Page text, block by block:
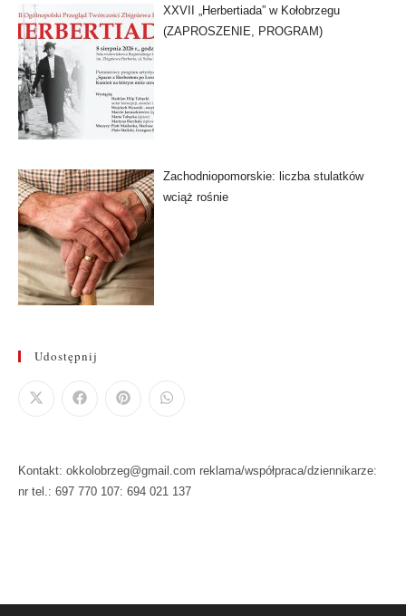
XXVII „Herbertiada” w Kołobrzegu
(ZAPROSZENIE, PROGRAM)
Zachodniopomorskie: liczba stulatków
wciąż rośnie
Udostępnij
Kontakt: okkolobrzeg@gmail.com reklama/współpraca/dziennikarze:
nr tel.: 697 770 107: 694 021 137